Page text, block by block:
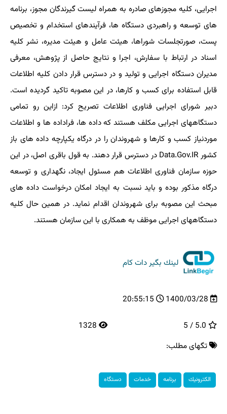
اجرایی، کلیه مجوزهای صادره به همراه لیست گیرندگان مجوز، برنامه
های توسعه و راهبردی دستگاه ها، فرآیندهای استخدام و تخصیص
پست، صورتجلسات شوراها، هیئت عامل و هیئت مدیره، نشر کلیه
اسناد در ارتباط با سفارش، اجرا و نتایج حاصل از پژوهش، معرفی
مدیران دستگاه اجرایی و تولید و در دسترس قرار دادن کلیه اطلاعات
قابل استفاده برای کسب و کارها، در این مصوبه تاکید گردیده است.
دبیر شورای اجرایی فناوری اطلاعات تصریح کرد: ازاین رو تمامی
دستگاههای اجرایی مکلف هستند که داده ها، فراداده ها و اطلاعات
موردنیاز کسب و کارها و شهروندان را در درگاه یکپارچه داده های باز
کشور Data.Gov.IR در دسترس قرار دهند. به قول باقری اصل، در این
حوزه سازمان فناوری اطلاعات هم مسئول ایجاد، نگهداری و توسعه
درگاه مذکور بوده و باید نسبت به ایجاد امکان درخواست داده های
مبحث این مصوبه برای شهروندان اقدام نماید. در همین حال کلیه
دستگاههای اجرایی موظف به همکاری با این سازمان هستند.
لینك بگیر دات كام
1400/03/28
20:55:15
تگهای مطلب:
الكترونیك برنامه خدمات دستگاه